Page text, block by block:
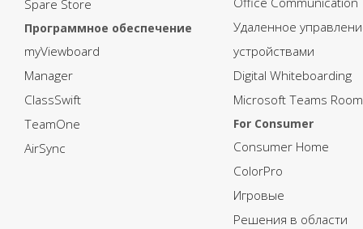
Spare Store
Программное обеспечение
myViewboard
Manager
ClassSwift
TeamOne
AirSync
Удаленное
устройствами
Digital Whiteboarding
Microsoft Teams
For Consumer
Consumer Home
ColorPro
Игровые
Решения в области